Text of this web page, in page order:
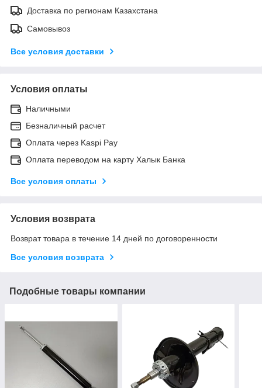
Доставка по регионам Казахстана
Самовывоз
Все условия доставки
Условия оплаты
Наличными
Безналичный расчет
Оплата через Kaspi Pay
Оплата переводом на карту Халык Банка
Все условия оплаты
Условия возврата
Возврат товара в течение 14 дней по договоренности
Все условия возврата
Подобные товары компании